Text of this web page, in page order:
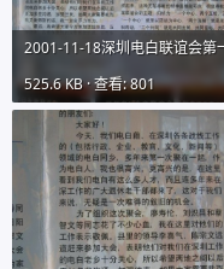
525.6 KB · 查看: 801